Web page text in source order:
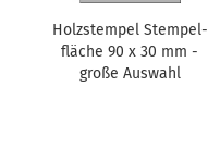
Holz­stem­pel Stem­pel­
flä­che 90 x 30 mm -​
große Aus­wahl